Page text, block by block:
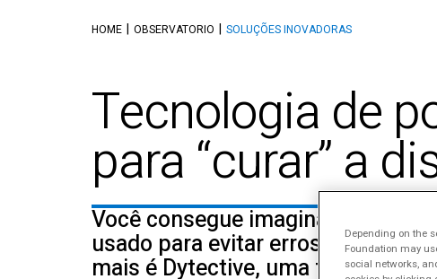
Aliados
Reconhecimentos
Canal de
Conversações
HOME OBSERVATORIO SOLUÇÕES INOVADORAS
Tecnologia de
para “curar” a
Você consegue imaginar um
usado para evitar erros
mais é Dytective, uma ferramenta
Depending on the
Foundation may
social networks,